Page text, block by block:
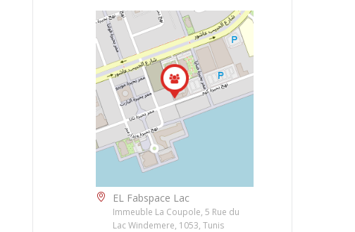
EL Fabspace Lac
Immeuble La Coupole, 5 Rue du
Lac Windemere, 1053, Tunis